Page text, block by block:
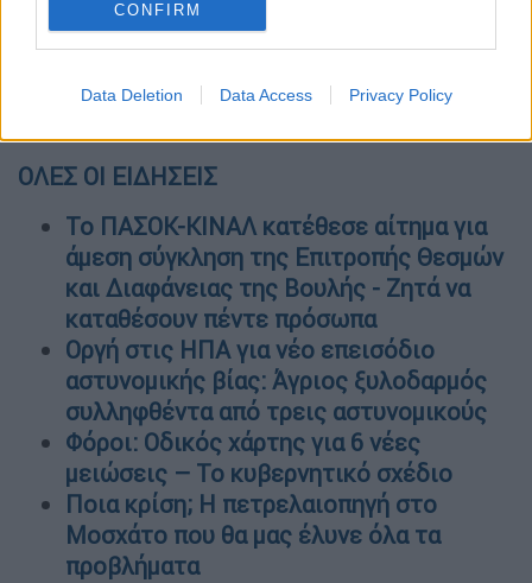
CONFIRM
Data Deletion Data Access Privacy Policy
ΟΛΕΣ ΟΙ ΕΙΔΗΣΕΙΣ
Το ΠΑΣΟΚ-ΚΙΝΑΛ κατέθεσε αίτημα για
άμεση σύγκληση της Επιτροπής Θεσμών
και Διαφάνειας της Βουλής - Ζητά να
καταθέσουν πέντε πρόσωπα
Οργή στις ΗΠΑ για νέο επεισόδιο
αστυνομικής βίας: Άγριος ξυλοδαρμός
συλληφθέντα από τρεις αστυνομικούς
Φόροι: Οδικός χάρτης για 6 νέες
μειώσεις – Το κυβερνητικό σχέδιο
Ποια κρίση; Η πετρελαιοπηγή στο
Μοσχάτο που θα μας έλυνε όλα τα
προβλήματα